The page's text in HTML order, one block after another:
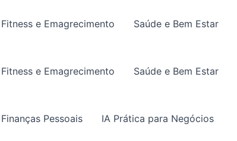
Fitness e Emagrecimento Saúde e Bem Estar
Fitness e Emagrecimento Saúde e Bem Estar
Finanças Pessoais IA Prática para Negócios